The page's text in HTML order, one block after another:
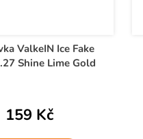
ValkeIN Ice Fake
Shine Lime Gold
159 Kč